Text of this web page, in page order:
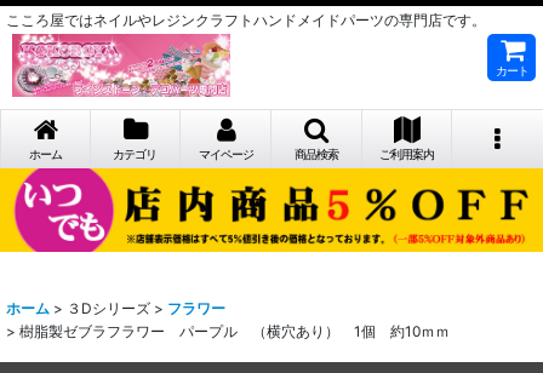
こころ屋ではネイルやレジンクラフトハンドメイドパーツの専門店です。
カート
ホーム カテゴリ マイページ 商品検索 ご利用案内
ホーム > ３Dシリーズ > フラワー
> 樹脂製ゼブラフラワー パープル （横穴あり） 1個 約10ｍｍ